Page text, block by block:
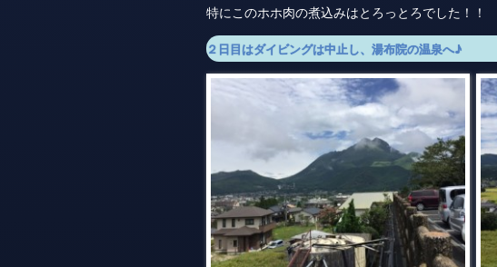
特にこのホホ肉の煮込みはとろっとろでした！！
２日目はダイビングは中止し、湯布院の温泉へ♪